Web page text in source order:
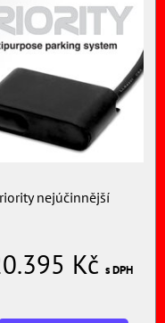
nejúčinnější
Kč s DPH